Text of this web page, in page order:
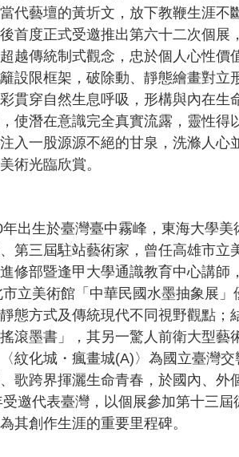
代藝壇的黃圻文，放下教鞭生涯不
首度正式受邀推出第六十二次個展
越傳統制式觀念，忠於個人心性價
設限框架，破除動、靜態繪畫對立
貫穿自然生息呼吸，形構與內在生
使潛在意識完全真實流露，靈性得
入一股源源不絕的甘泉，洗滌人心
術光臨欣賞。
出生於臺灣臺中霧峰，東海大學
第三屆駐站藝術家，曾任高雄市立
修部暨逢甲大學通識教育中心講師
立美術館「中華民國水墨抽象展
態方式及傳統現代不同視野觀點；
滾墨書」，其另一驚人前衛大型藝
〈紋化城・瘋畫城(A)〉為國立臺灣
歌跨界揮灑生命青春，於國內、外
邀代表臺灣，以個展參加第十三屆
其創作生涯的重要里程碑。